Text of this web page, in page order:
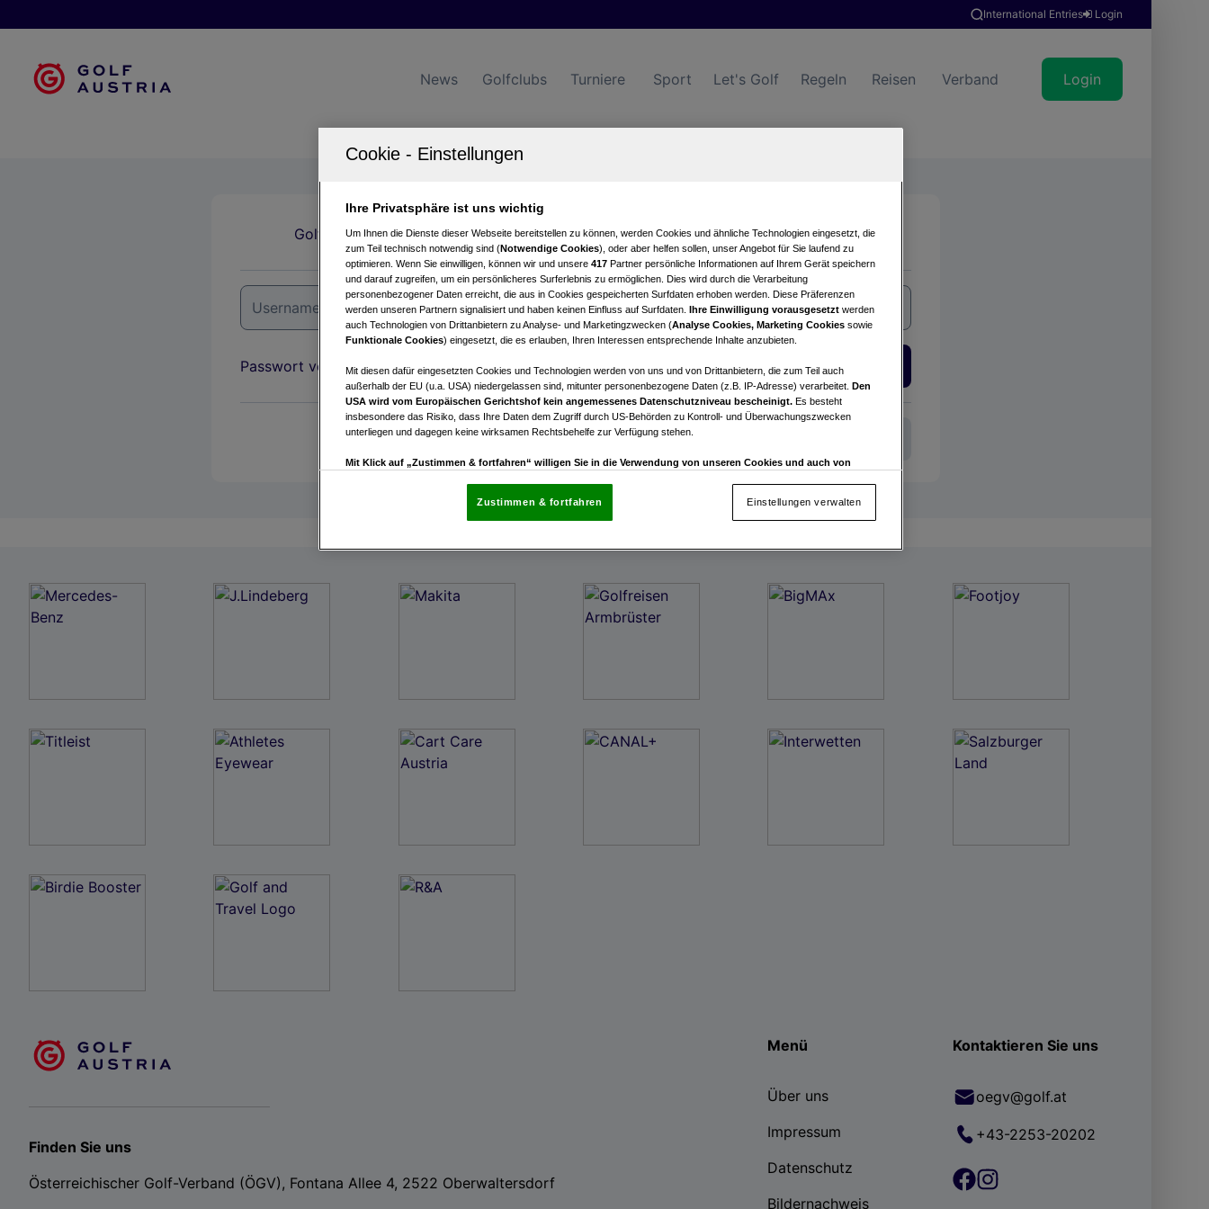
International Entries Login
News Golfclubs Turniere Sport Let's Golf Regeln Reisen Verband Login
Golfclubs Turniere Events Hotels Suche
Passwort vergessen?
Finden Sie uns
Österreichischer Golf-Verband (ÖGV), Fontana Allee 4, 2522 Oberwaltersdorf
Menü
Über uns
Impressum
Datenschutz
Bildernachweis
Kontaktieren Sie uns
oegv@golf.at
+43-2253-20202
Ihre Privatsphäre ist uns wichtig
Um Ihnen die Dienste dieser Webseite bereitstellen zu können, werden Cookies und ähnliche Technologien eingesetzt, die
zum Teil technisch notwendig sind (Notwendige Cookies), oder aber helfen sollen, unser Angebot für Sie laufend zu
optimieren. Wenn Sie einwilligen, können wir und unsere 417 Partner persönliche Informationen auf Ihrem Gerät speichern
und darauf zugreifen, um ein persönlicheres Surferlebnis zu ermöglichen. Dies wird durch die Verarbeitung
personenbezogener Daten erreicht, die aus in Cookies gespeicherten Surfdaten erhoben werden. Diese Präferenzen
werden unseren Partnern signalisiert und haben keinen Einfluss auf Surfdaten. Ihre Einwilligung vorausgesetzt werden
auch Technologien von Drittanbietern zu Analyse- und Marketingzwecken (Analyse Cookies, Marketing Cookies sowie
Funktionale Cookies) eingesetzt, die es erlauben, Ihren Interessen entsprechende Inhalte anzubieten.
Mit diesen dafür eingesetzten Cookies und Technologien werden von uns und von Drittanbietern, die zum Teil auch
außerhalb der EU (u.a. USA) niedergelassen sind, mitunter personenbezogene Daten (z.B. IP-Adresse) verarbeitet. Den
USA wird vom Europäischen Gerichtshof kein angemessenes Datenschutzniveau bescheinigt. Es besteht
insbesondere das Risiko, dass Ihre Daten dem Zugriff durch US-Behörden zu Kontroll- und Überwachungszwecken
unterliegen und dagegen keine wirksamen Rechtsbehelfe zur Verfügung stehen.
Mit Klick auf „Zustimmen & fortfahren“ willigen Sie in die Verwendung von unseren Cookies und auch von
Einstellungen“, die sich auf jeder Seite unten im Footer befinden.
Wir und unsere Partner verarbeiten Daten, um Folgendes bereitzustellen:
Einstellungen verwalten
Zustimmen & fortfahren